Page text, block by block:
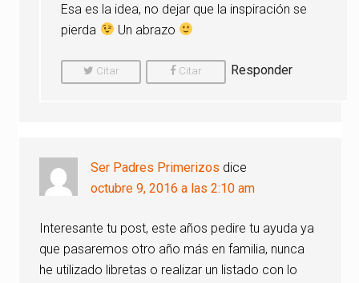
Esa es la idea, no dejar que la inspiración se
pierda
Un abrazo
Citar
Comentario
Citar
Comentario
Responder
Ser Padres Primerizos dice
octubre 9, 2016 a las 2:10 am
Interesante tu post, este años pedire tu ayuda ya
que pasaremos otro año más en familia, nunca
he utilizado libretas o realizar un listado con lo